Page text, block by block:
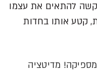
להתאים את עצמו
קטע אותו בחדות
מספיקה! מדיטציה